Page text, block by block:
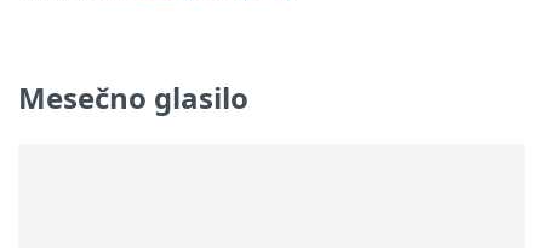
Mesečno glasilo